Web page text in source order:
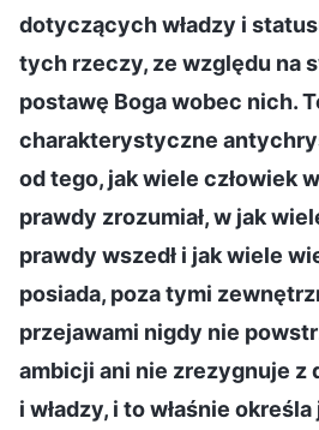
dotyczących władzy i
tych rzeczy, ze względu na
postawę Boga wobec nich.
charakterystyczne
od tego, jak wiele człowiek
prawdy zrozumiał, w jak
prawdy wszedł i jak wiele
posiada, poza tymi
przejawami nigdy nie
ambicji ani nie zrezygnuje z
i władzy, i to właśnie